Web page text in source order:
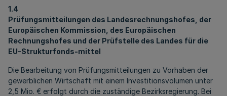
1.4
Prüfungsmitteilungen des Landesrechnungshofes, der
Europäischen Kommission, des Europäischen
Rechnungshofes und der Prüfstelle des Landes für die
EU-Strukturfonds-mittel
Die Bearbeitung von Prüfungsmitteilungen zu Vorhaben der
gewerblichen Wirtschaft mit einem Investitionsvolumen unter
2,5 Mio. € erfolgt durch die zuständige Bezirksregierung. Bei